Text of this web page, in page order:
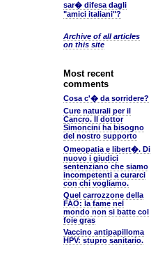
sar� difesa dagli
"amici italiani"?
Archive of all articles
on this site
Most recent
comments
Cosa c'� da sorridere?
Cure naturali per il
Cancro. Il dottor
Simoncini ha bisogno
del nostro supporto
Omeopatia e libert�. Di
nuovo i giudici
sentenziano che siamo
incompetenti a curarci
con chi vogliamo.
Quel carrozzone della
FAO: la fame nel
mondo non si batte col
foie gras
Vaccino antipapilloma
HPV: stupro sanitario.